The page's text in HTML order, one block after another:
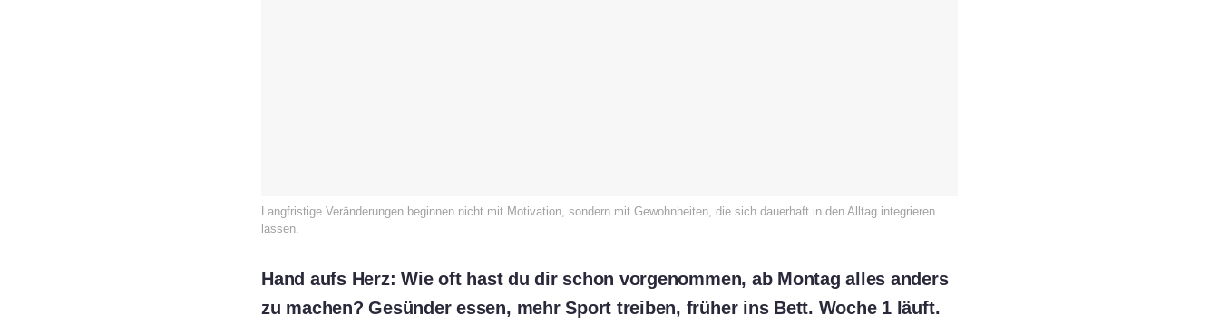
Langfristige Veränderungen beginnen nicht mit Motivation, sondern mit Gewohnheiten, die sich dauerhaft in den Alltag integrieren
lassen.
Hand aufs Herz: Wie oft hast du dir schon vorgenommen, ab Montag alles anders
zu machen? Gesünder essen, mehr Sport treiben, früher ins Bett. Woche 1 läuft.